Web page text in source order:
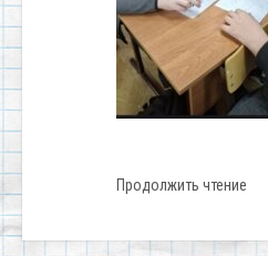
Продолжить чтение